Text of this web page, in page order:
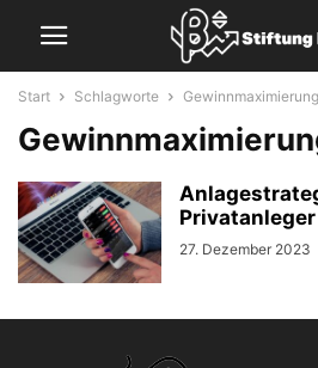
Start Schlagworte Gewinnmaximierung
Privatanleger
27. Dezember 2023